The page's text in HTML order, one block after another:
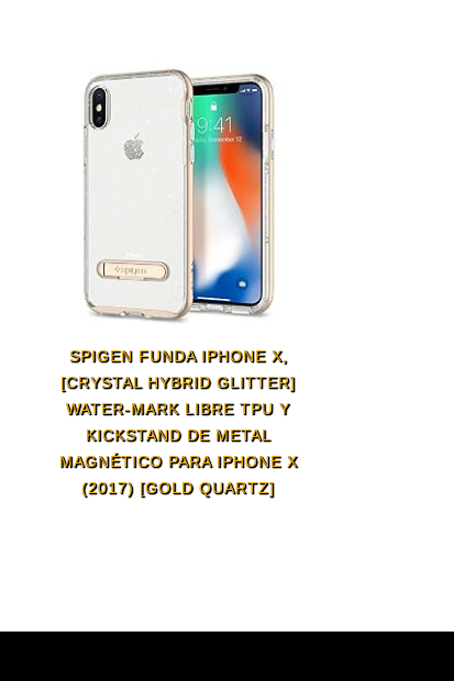
SPIGEN FUNDA IPHONE X,
[CRYSTAL HYBRID GLITTER]
WATER-MARK LIBRE TPU Y
KICKSTAND DE METAL
MAGNÉTICO PARA IPHONE X
(2017) [GOLD QUARTZ]